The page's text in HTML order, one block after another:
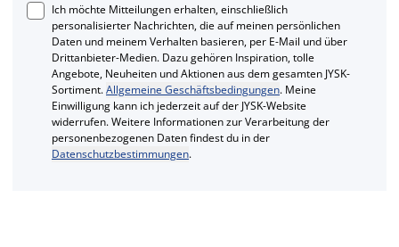
Ich möchte Mitteilungen erhalten, einschließlich
personalisierter Nachrichten, die auf meinen persönlichen
Daten und meinem Verhalten basieren, per E-Mail und über
Drittanbieter-Medien. Dazu gehören Inspiration, tolle
Angebote, Neuheiten und Aktionen aus dem gesamten JYSK-
Sortiment.Allgemeine Geschäftsbedingungen. Meine
Einwilligung kann ich jederzeit auf der JYSK-Website
widerrufen. Weitere Informationen zur Verarbeitung der
personenbezogenen Daten findest du in der
Datenschutzbestimmungen.